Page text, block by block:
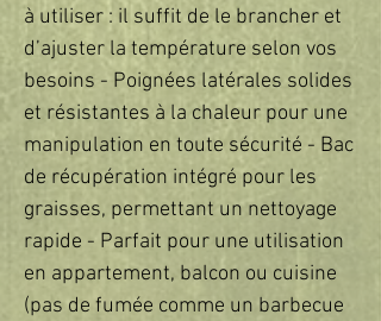
à utiliser : il suffit de le brancher et
d’ajuster la température selon vos
besoins - Poignées latérales solides
et résistantes à la chaleur pour une
manipulation en toute sécurité - Bac
de récupération intégré pour les
graisses, permettant un nettoyage
rapide - Parfait pour une utilisation
en appartement, balcon ou cuisine
(pas de fumée comme un barbecue